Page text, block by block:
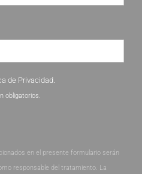
de Privacidad.
obligatorios.
en el presente formulario serán
responsable del tratamiento. La